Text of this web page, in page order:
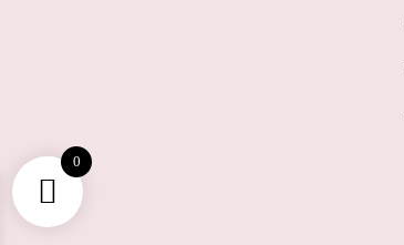
0